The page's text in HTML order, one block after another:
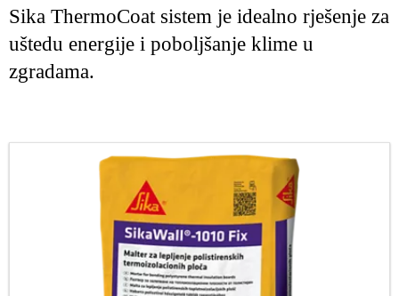
Sika ThermoCoat sistem je idealno rješenje za
uštedu energije i poboljšanje klime u
zgradama.